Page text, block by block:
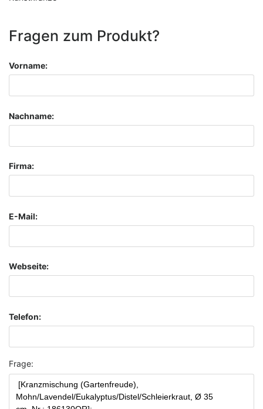
Fragen zum Produkt?
Vorname:
Nachname:
Firma:
E-Mail:
Webseite:
Telefon:
Frage: